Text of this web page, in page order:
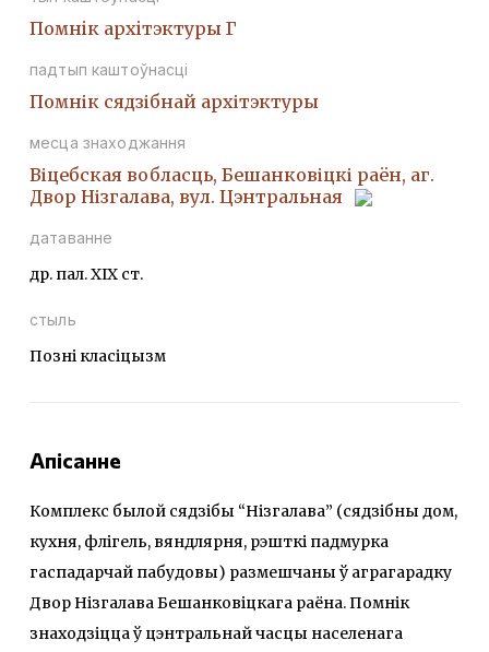
Помнiк архiтэктуры Г
падтып каштоўнасці
Помнік сядзібнай архітэктуры
месца знаходжання
Віцебская вобласць, Бешанковіцкі раён, аг.
Двор Нізгалава, вул. Цэнтральная
датаванне
др. пал. ХІХ ст.
стыль
Позні класіцызм
Апісанне
Комплекс былой сядзібы “Нізгалава” (сядзібны дом,
кухня, флігель, вяндлярня, рэшткі падмурка
гаспадарчай пабудовы) размешчаны ў аграгарадку
Двор Нізгалава Бешанковіцкага раёна. Помнік
знаходзіцца ў цэнтральнай часцы населенага